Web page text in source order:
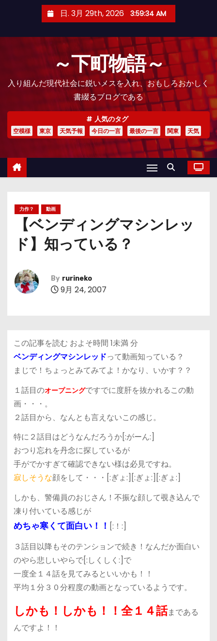
日. 3月 29th, 2026 3:59:36 AM
～下町物語～
入り組んだ現代社会に鋭いメスを入れ、おもしろおかしく
書綴るブログである
人気のタグ
空模様 東京 天気予報 今日の一言 最後の一言 関東 天気
力作？ 動画
【ベンディングマシンレッ
ド】知っている？
By rurineko
9月 24, 2007
この記事を読む およそ時間 1未満 分
ベンディングマシンレッドって動画知っている？
まじで！ちょっとみてみてよ！かなり、いかす？？
１話目のオープニングですでに度肝を抜かれるこの動
画・・・。
２話目から、なんとも言えないこの感じ。
特に２話目はどうなんだろうか[:がーん:]
おつり忘れを丹念に探しているが
手がでかすぎて確認できない様は必見ですね。
寂しそうな顔をして・・・[:ぎょ:][:ぎょ:][:ぎょ:]
しかも、警備員のおじさん！不振な顔して覗き込んで
凍り付いている感じが
めちゃ寒くて面白い！！ [:！:]
３話目以降もそのテンションで続き！なんだか面白い
のやら悲しいやらで[:しくしく:]で
一度全１４話を見てみるといいかも！！
平均１分３０分程度の動画となっているようです。
しかも！しかも！！全１４話まである
んですよ！！